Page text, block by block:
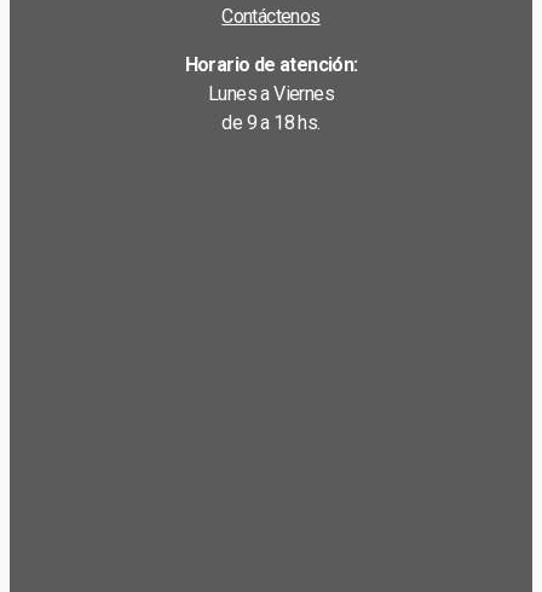
Contáctenos
Horario de atención:
Lunes a Viernes
de 9 a 18 hs.